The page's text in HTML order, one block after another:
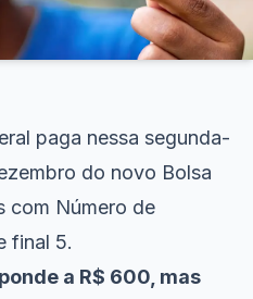
paga nessa segunda-
do novo Bolsa
com Número de
final 5.
a R$ 600, mas